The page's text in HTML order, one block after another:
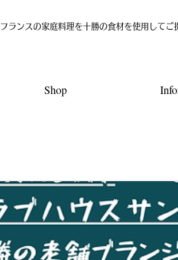
フランスの家庭料理を十勝の食材を使用してご
Shop